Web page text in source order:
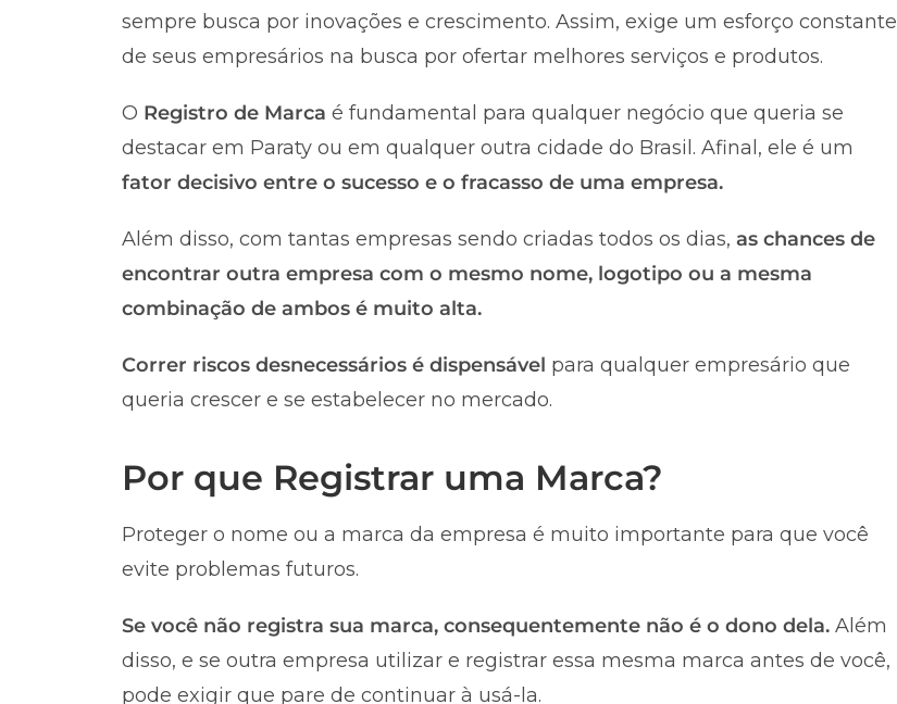
sempre busca por inovações e crescimento. Assim, exige um esforço constante
de seus empresários na busca por ofertar melhores serviços e produtos.
O Registro de Marca é fundamental para qualquer negócio que queria se
destacar em Paraty ou em qualquer outra cidade do Brasil. Afinal, ele é um
fator decisivo entre o sucesso e o fracasso de uma empresa.
Além disso, com tantas empresas sendo criadas todos os dias, as chances de
encontrar outra empresa com o mesmo nome, logotipo ou a mesma
combinação de ambos é muito alta.
Correr riscos desnecessários é dispensável para qualquer empresário que
queria crescer e se estabelecer no mercado.
Por que Registrar uma Marca?
Proteger o nome ou a marca da empresa é muito importante para que você
evite problemas futuros.
Se você não registra sua marca, consequentemente não é o dono dela. Além
disso, e se outra empresa utilizar e registrar essa mesma marca antes de você,
pode exigir que pare de continuar à usá-la.